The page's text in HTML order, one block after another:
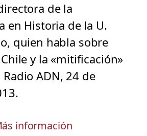
de la
en Historia de la U.
quien habla sobre
y la «mitificación»
ADN, 24 de
información